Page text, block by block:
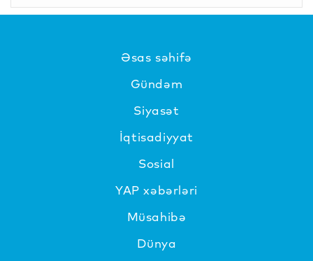
Əsas səhifə
Gündəm
Siyasət
İqtisadiyyat
Sosial
YAP xəbərləri
Müsahibə
Dünya